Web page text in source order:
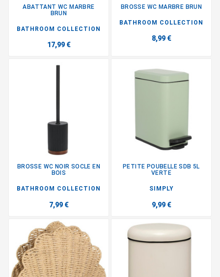
ABATTANT WC MARBRE
BRUN
BATHROOM COLLECTION
17,99 €
BROSSE WC MARBRE BRUN
BATHROOM COLLECTION
8,99 €
BROSSE WC NOIR SOCLE EN
BOIS
BATHROOM COLLECTION
7,99 €
PETITE POUBELLE SDB 5L
VERTE
SIMPLY
9,99 €